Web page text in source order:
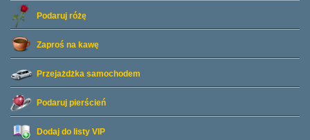
Podaruj różę
Zaproś na kawę
Przejażdżka samochodem
Podaruj pierścień
Dodaj do listy VIP